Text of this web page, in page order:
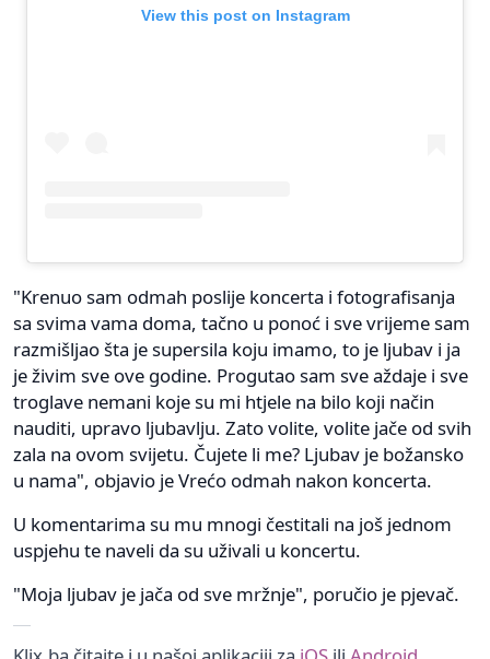
View this post on Instagram
"Krenuo sam odmah poslije koncerta i fotografisanja
sa svima vama doma, tačno u ponoć i sve vrijeme sam
razmišljao šta je supersila koju imamo, to je ljubav i ja
je živim sve ove godine. Progutao sam sve aždaje i sve
troglave nemani koje su mi htjele na bilo koji način
nauditi, upravo ljubavlju. Zato volite, volite jače od svih
zala na ovom svijetu. Čujete li me? Ljubav je božansko
u nama", objavio je Vrećo odmah nakon koncerta.
U komentarima su mu mnogi čestitali na još jednom
uspjehu te naveli da su uživali u koncertu.
"Moja ljubav je jača od sve mržnje", poručio je pjevač.